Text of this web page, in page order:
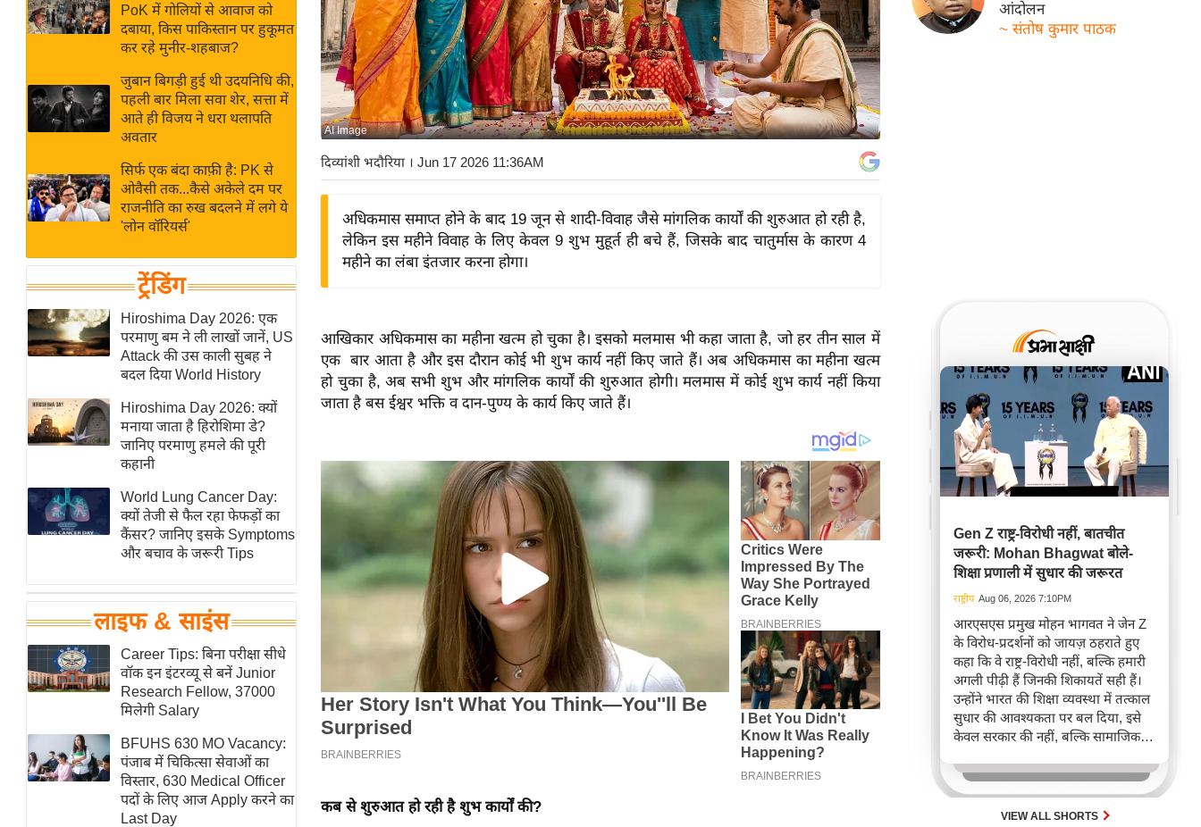
Hindi
Hindi
Videos
बजट
IPL
2026
ई-पेपर
मिसाल बेमिसाल
शख्सियत
यंग इंडिया
साहित्य जगत
ऑटो वर्ल्ड
न्यूज ब्रीफ
मनोरंजन जगत
बॉलीवुड
हॉलीवुड
फिल्म समीक्षा
News
लाइफस्टाइल
टेक्नॉलॉजी
ब्यूटी/फैशन
घरेलू नुस्खे
पर्यटन स्थल
फिटनेस मंत्रा
रिलेशनशिप
विश्लेषण
समसामयिक
मातृभूमि
PoK में गोलियों से आवाज को
दबाया, किस पाकिस्तान पर हुकूमत
कर रहे मुनीर-शहबाज?
जुबान बिगड़ी हुई थी उदयनिधि की,
पहली बार मिला सवा शेर, सत्ता में
आते ही विजय ने धरा थलापति
अवतार
सिर्फ एक बंदा काफ़ी है: PK से
ओवैसी तक...कैसे अकेले दम पर
राजनीति का रुख बदलने में लगे ये
'लोन वॉरियर्स'
ट्रेंडिंग
Hiroshima Day 2026: एक
परमाणु बम ने ली लाखों जानें, US
Attack की उस काली सुबह ने
बदल दिया World History
Hiroshima Day 2026: क्यों
मनाया जाता है हिरोशिमा डे?
जानिए परमाणु हमले की पूरी
कहानी
World Lung Cancer Day:
क्यों तेजी से फैल रहा फेफड़ों का
कैंसर? जानिए इसके Symptoms
और बचाव के जरूरी Tips
लाइफ & साइंस
Career Tips: बिना परीक्षा सीधे
वॉक इन इंटरव्यू से बनें Junior
Research Fellow, 37000
मिलेगी Salary
BFUHS 630 MO Vacancy:
पंजाब में चिकित्सा सेवाओं का
विस्तार, 630 Medical Officer
पदों के लिए आज Apply करने का
Last Day
AI Image
दिव्यांशी भदौरिया । Jun 17 2026 11:36AM
अधिकमास समाप्त होने के बाद 19 जून से शादी-विवाह जैसे मांगलिक कार्यों की शुरुआत हो रही है,
लेकिन इस महीने विवाह के लिए केवल 9 शुभ मुहूर्त ही बचे हैं, जिसके बाद चातुर्मास के कारण 4
महीने का लंबा इंतजार करना होगा।
आखिकार अधिकमास का महीना खत्म हो चुका है। इसको मलमास भी कहा जाता है, जो हर तीन साल में
एक बार आता है और इस दौरान कोई भी शुभ कार्य नहीं किए जाते हैं। अब अधिकमास का महीना खत्म
हो चुका है, अब सभी शुभ और मांगलिक कार्यों की शुरुआत होगी। मलमास में कोई शुभ कार्य नहीं किया
जाता है बस ईश्वर भक्ति व दान-पुण्य के कार्य किए जाते हैं।
कब से शुरुआत हो रही है शुभ कार्यों की?
आंदोलन
~ संतोष कुमार पाठक
Gen Z राष्ट्र-विरोधी नहीं, बातचीत
जरूरी: Mohan Bhagwat बोले-
शिक्षा प्रणाली में सुधार की जरूरत
राष्ट्रीय Aug 06, 2026 7:10PM
आरएसएस प्रमुख मोहन भागवत ने जेन Z
के विरोध-प्रदर्शनों को जायज़ ठहराते हुए
कहा कि वे राष्ट्र-विरोधी नहीं, बल्कि हमारी
अगली पीढ़ी हैं जिनकी शिकायतें सही हैं।
उन्होंने भारत की शिक्षा व्यवस्था में तत्काल
सुधार की आवश्यकता पर बल दिया, इसे
केवल सरकार की नहीं, बल्कि सामाजिक
ईमानदारी और उनकी आकांक्षाओं पर गहरा
विश्वास व्यक्त किया।
VIEW ALL SHORTS